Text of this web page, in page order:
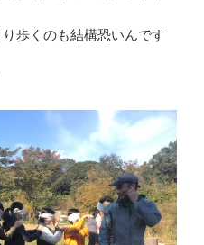
歩くのも結構恐いんです